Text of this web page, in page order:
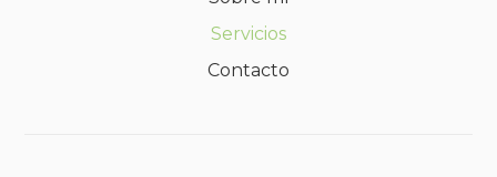
Servicios
Contacto